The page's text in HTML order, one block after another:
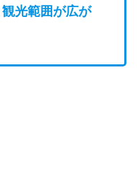
光範囲が広が